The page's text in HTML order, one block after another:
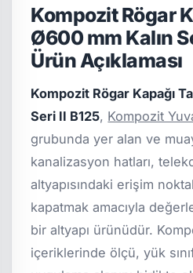
Kompozit Rögar
Ø600 mm Kalın
Ürün Açıklaması
Kompozit Rögar Kapağı
Seri II B125, Kompozit
grubunda yer alan ve
kanalizasyon hatları,
altyapısındaki erişim
kapatmak amacıyla
bir altyapı ürünüdür.
içeriklerinde ölçü, yük